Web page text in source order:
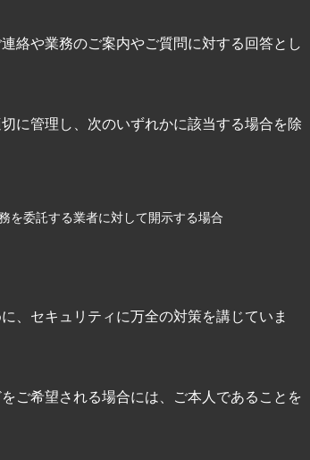
絡や業務のご案内やご質問に対する回答とし
に管理し、次のいずれかに該当する場合を除
を委託する業者に対して開示する場合
、セキュリティに万全の対策を講じていま
ご希望される場合には、ご本人であることを